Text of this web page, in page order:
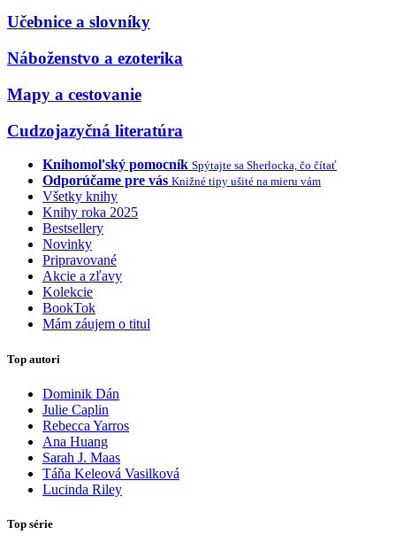
Učebnice a slovníky
Náboženstvo a ezoterika
Mapy a cestovanie
Cudzojazyčná literatúra
Knihomoľský pomocník Spýtajte sa Sherlocka, čo čítať
Odporúčame pre vás Knižné tipy ušité na mieru vám
Všetky knihy
Knihy roka 2025
Bestsellery
Novinky
Pripravované
Akcie a zľavy
Kolekcie
BookTok
Mám záujem o titul
Top autori
Dominik Dán
Julie Caplin
Rebecca Yarros
Ana Huang
Sarah J. Maas
Táňa Keleová Vasilková
Lucinda Riley
Top série